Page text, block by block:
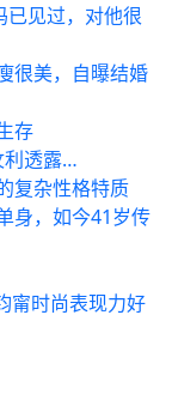
见过，对他很
很美，自曝结婚
存
利透露…
复杂性格特质
身，如今41岁传
甯时尚表现力好